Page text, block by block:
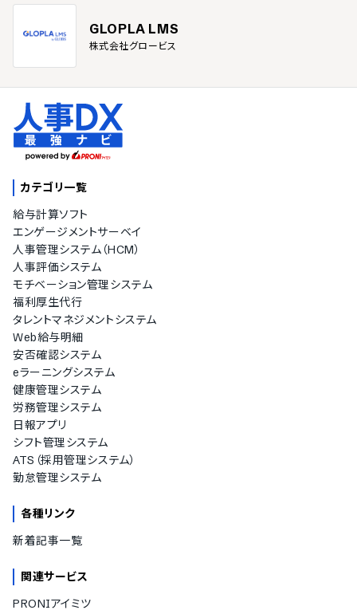
GLOPLA LMS
株式会社グロービス
カテゴリ一覧
給与計算ソフト
エンゲージメントサーベイ
人事管理システム（HCM）
人事評価システム
モチベーション管理システム
福利厚生代行
タレントマネジメントシステム
Web給与明細
安否確認システム
eラーニングシステム
健康管理システム
労務管理システム
日報アプリ
シフト管理システム
ATS（採用管理システム）
勤怠管理システム
各種リンク
新着記事一覧
関連サービス
PRONIアイミツ